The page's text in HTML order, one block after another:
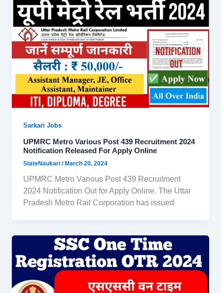
Sarkari Jobs
UPMRC Metro Various Post 439 Recruitment 2024
Notification Released For Apply Online
StateNaukari/ March 20, 2024
UPMRC Metro Various Post 439 Recruitment
2024 Notification Out for Apply Online. The Uttar
Pradesh Metro Rail Corporation has issued